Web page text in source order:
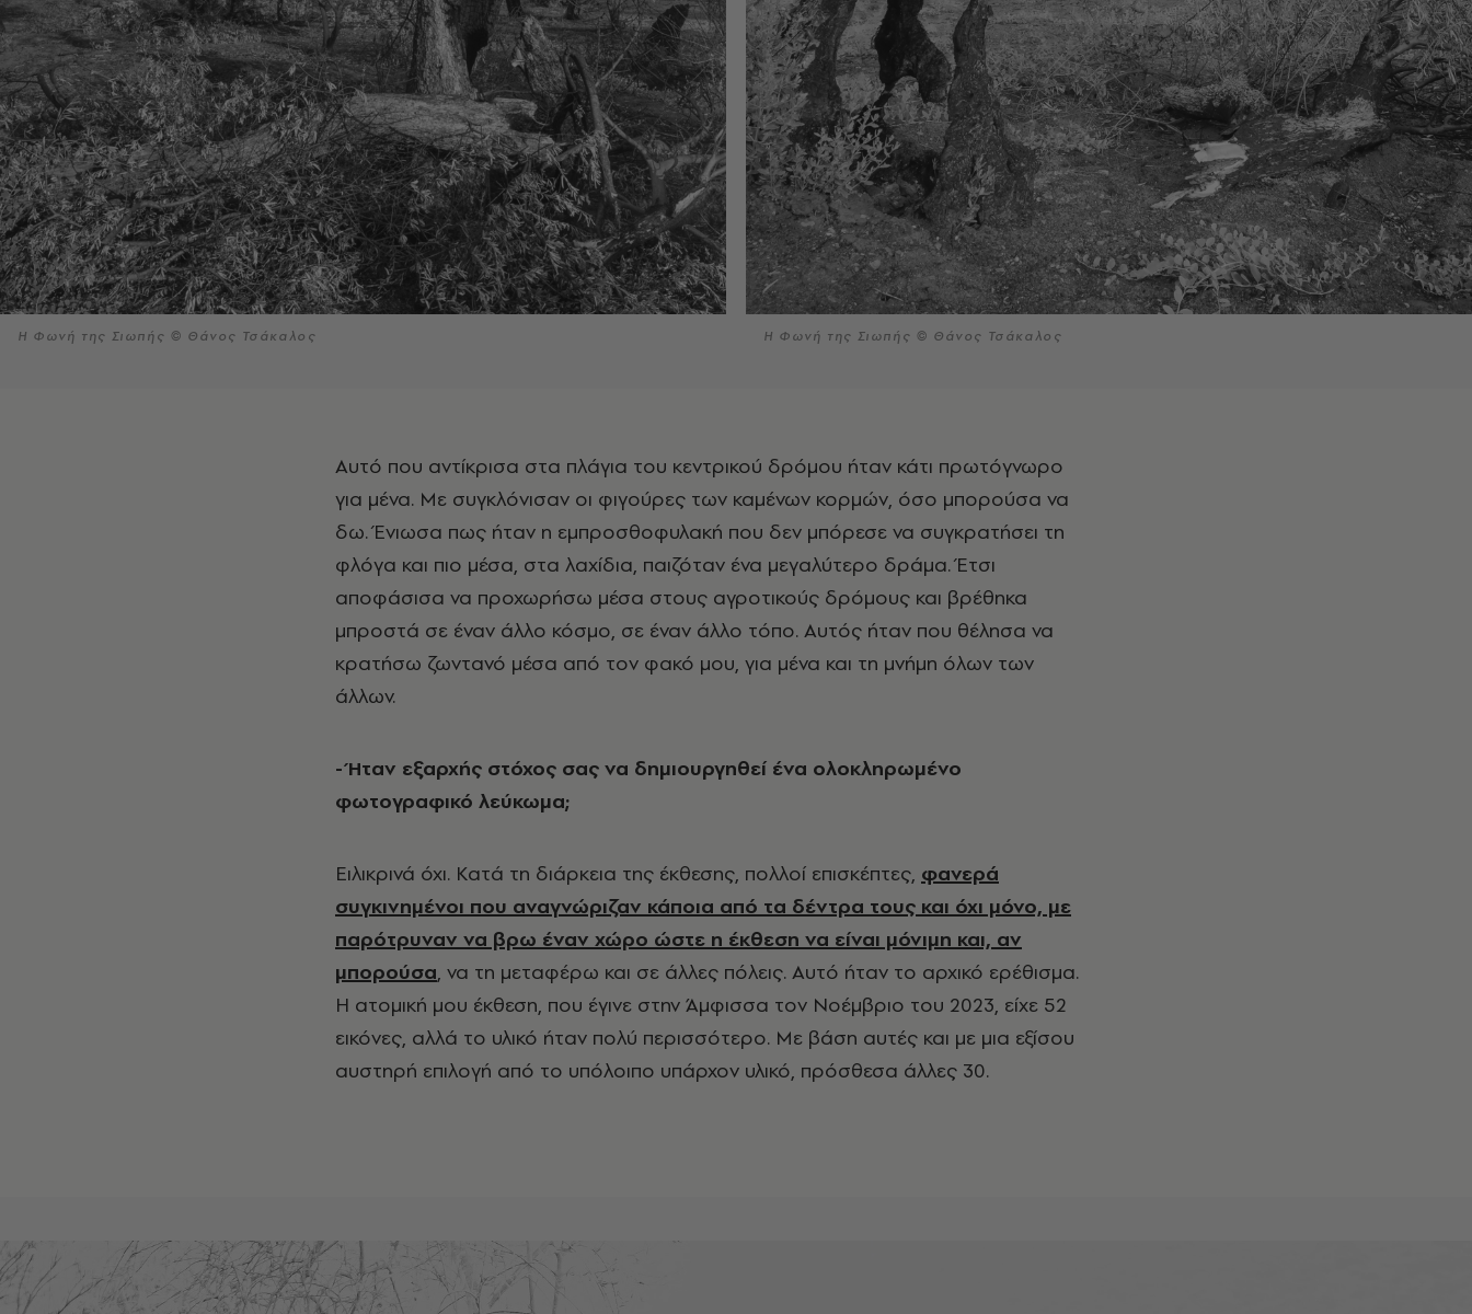
Η Φωνή της Σιωπής © Θάνος Τσάκαλος Η Φωνή της Σιωπής © Θάνος Τσάκαλος
Αυτό που αντίκρισα στα πλάγια του κεντρικού δρόμου ήταν κάτι πρωτόγνωρο
για μένα. Με συγκλόνισαν οι φιγούρες των καμένων κορμών, όσο μπορούσα να
δω. Ένιωσα πως ήταν η εμπροσθοφυλακή που δεν μπόρεσε να συγκρατήσει τη
φλόγα και πιο μέσα, στα λαχίδια, παιζόταν ένα μεγαλύτερο δράμα. Έτσι
αποφάσισα να προχωρήσω μέσα στους αγροτικούς δρόμους και βρέθηκα
μπροστά σε έναν άλλο κόσμο, σε έναν άλλο τόπο. Αυτός ήταν που θέλησα να
κρατήσω ζωντανό μέσα από τον φακό μου, για μένα και τη μνήμη όλων των
άλλων.
- Ήταν εξαρχής στόχος σας να δημιουργηθεί ένα ολοκληρωμένο
φωτογραφικό λεύκωμα;
Ειλικρινά όχι. Κατά τη διάρκεια της έκθεσης, πολλοί επισκέπτες, φανερά
συγκινημένοι που αναγνώριζαν κάποια από τα δέντρα τους και όχι μόνο, με
παρότρυναν να βρω έναν χώρο ώστε η έκθεση να είναι μόνιμη και, αν
μπορούσα, να τη μεταφέρω και σε άλλες πόλεις. Αυτό ήταν το αρχικό ερέθισμα.
Η ατομική μου έκθεση, που έγινε στην Άμφισσα τον Νοέμβριο του 2023, είχε 52
εικόνες, αλλά το υλικό ήταν πολύ περισσότερο. Με βάση αυτές και με μια εξίσου
αυστηρή επιλογή από το υπόλοιπο υπάρχον υλικό, πρόσθεσα άλλες 30.